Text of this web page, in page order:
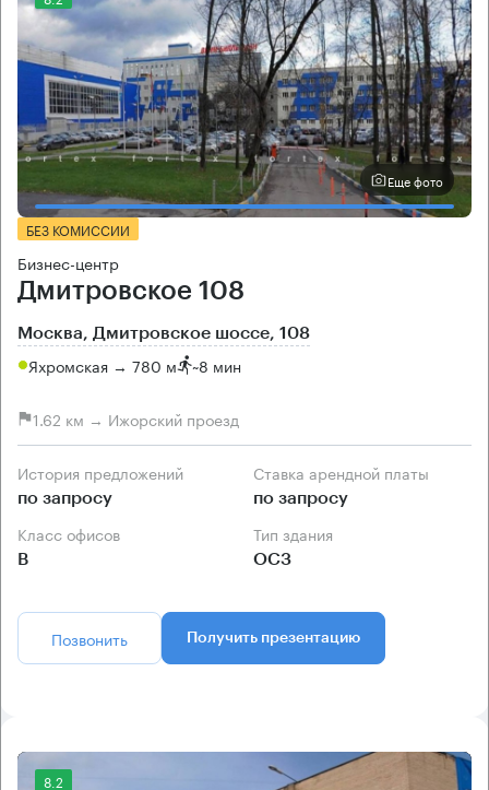
Еще фото
БЕЗ КОМИССИИ
Бизнес-центр
Дмитровское 108
Москва, Дмитровское шоссе, 108
Яхромская → 780 м ~8 мин
1.62 км → Ижорский проезд
История предложений
по запросу
Ставка арендной платы
по запросу
Класс офисов
B
Тип здания
ОСЗ
Позвонить Получить презентацию
8.2